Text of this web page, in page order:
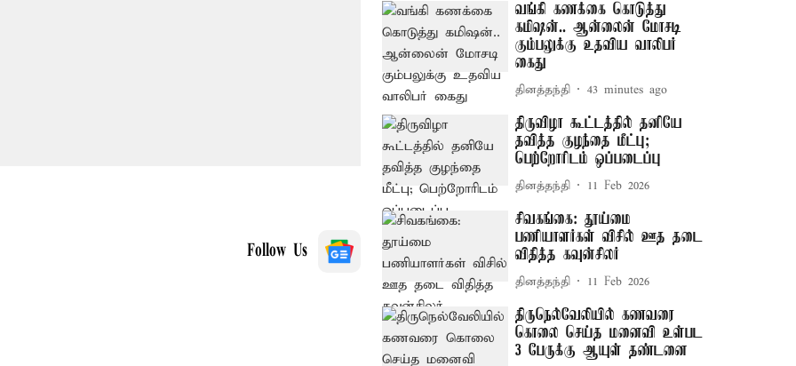
Follow Us
வங்கி கணக்கை கொடுத்து
கமிஷன்.. ஆன்லைன் மோசடி
கும்பலுக்கு உதவிய வாலிபர்
கைது
தினத்தந்தி 43 minutes ago
திருவிழா கூட்டத்தில் தனியே
தவித்த குழந்தை மீட்பு;
பெற்றோரிடம் ஒப்படைப்பு
தினத்தந்தி 11 Feb 2026
சிவகங்கை: தூய்மை
பணியாளர்கள் விசில் ஊத தடை
விதித்த கவுன்சிலர்
தினத்தந்தி 11 Feb 2026
திருநெல்வேலியில் கணவரை
கொலை செய்த மனைவி உள்பட
3 பேருக்கு ஆயுள் தண்டனை